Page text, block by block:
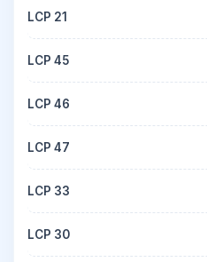
LCP 21
LCP 45
LCP 46
LCP 47
LCP 33
LCP 30